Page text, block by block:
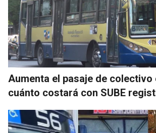
Aumenta el pasaje de colectivo
cuánto costará con SUBE